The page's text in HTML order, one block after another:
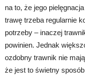
na to, że jego
trawę trzeba regularnie
potrzeby – inaczej
powinien. Jednak
ozdobny trawnik nie
że jest to świetny